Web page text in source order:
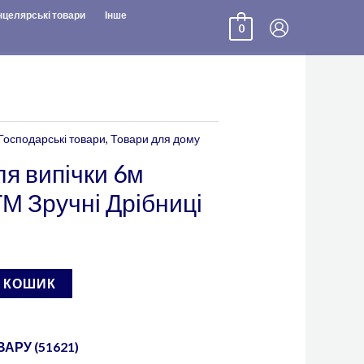
товари
Інше
0
товари,Товари для дому
випічки 6м
Зручні Дрібниці
КОШИК
(51621)